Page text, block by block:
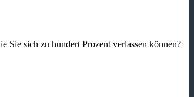
Sie sich zu hundert Prozent verlassen können?